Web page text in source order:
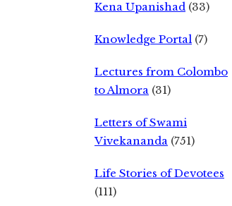
Kena Upanishad (33)
Knowledge Portal (7)
Lectures from Colombo
to Almora (31)
Letters of Swami
Vivekananda (751)
Life Stories of Devotees
(111)